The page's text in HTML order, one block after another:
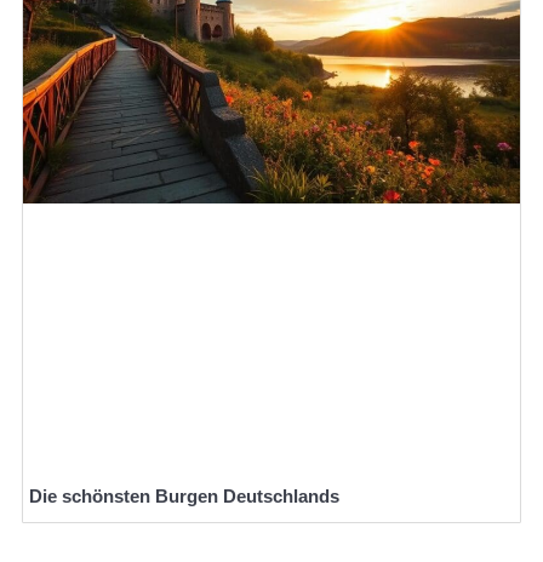
Die schönsten Burgen Deutschlands